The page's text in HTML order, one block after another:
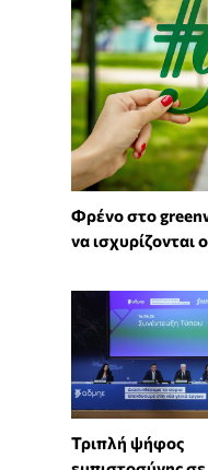
Φρένο στο
να ισχυρίζονται
Τριπλή ψήφος